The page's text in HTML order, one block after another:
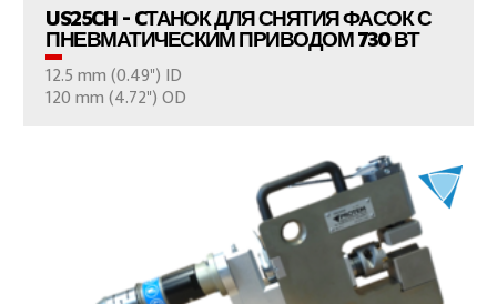
US25CH - CТАНОК ДЛЯ СНЯТИЯ ФАСОК С
ПНЕВМАТИЧЕСКИМ ПРИВОДОМ 730 ВТ
12.5 mm (0.49") ID
120 mm (4.72") OD